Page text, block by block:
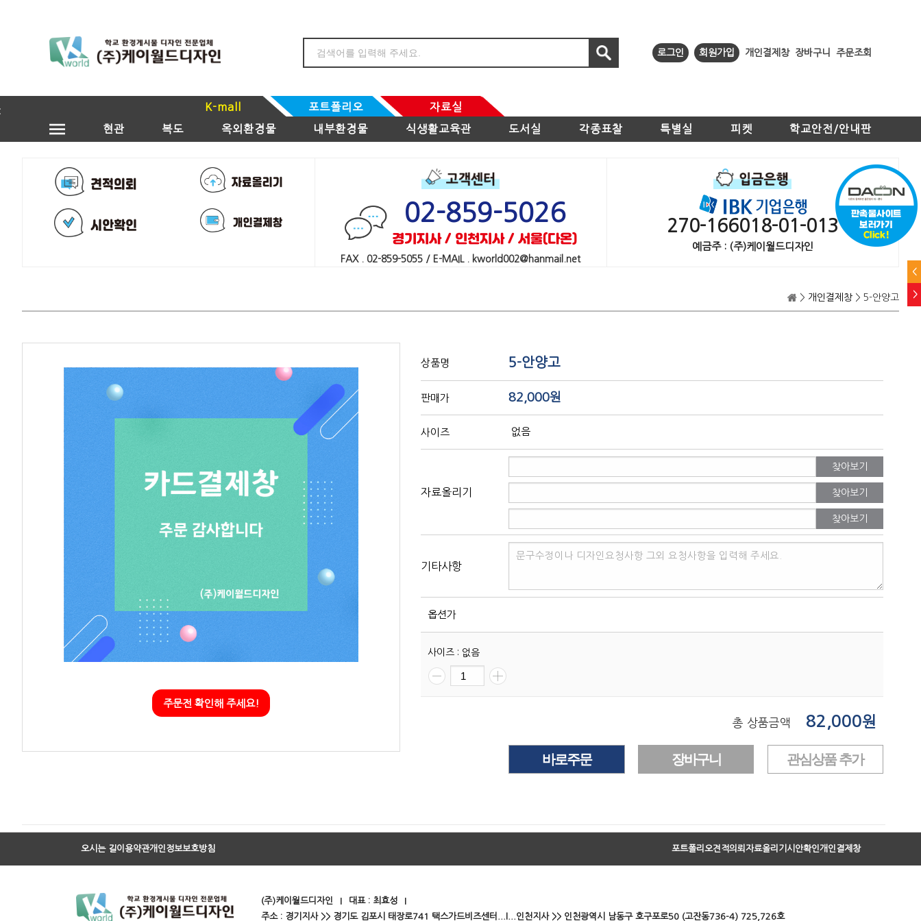
로그인 회원가입 개인결제창 장바구니 주문조회
K-mall 포트폴리오
자료실
현관
복도 옥외환경물 내부환경물 식생활교육관 도서실 각종표찰 특별실 피켓 학교안전/안내판
02-859-5026
경기지사 / 인천지사 / 서울(다온)
FAX . 02-859-5055 / E-MAIL . kworld002@hanmail.net
270-166018-01-013
예금주 : (주)케이월드디자인
> 개인결제창 > 5-안양고
주문전 확인해 주세요!
상품명 5-안양고
판매가 82,000원
사이즈 없음
자료올리기
찾아보기
찾아보기
찾아보기
기타사항
옵션가
사이즈 : 없음
총 상품금액 82,000원
오시는 길이용약관개인정보보호방침 포트폴리오견적의뢰 자료올리기 시안확인개인결제창
(주)케이월드디자인
대표 : 최효성
주소 : 경기지사 >> 경기도 김포시 태장로741 택스가드비즈센터...l...인천지사 >> 인천광역시 남동구 호구포로50 (고잔동736-4) 725,726호
<
>